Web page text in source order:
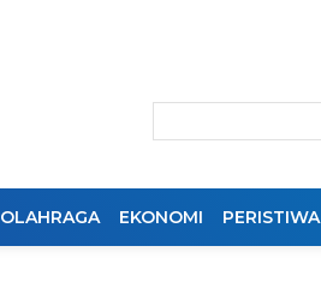
OLAHRAGA EKONOMI PERISTIWA